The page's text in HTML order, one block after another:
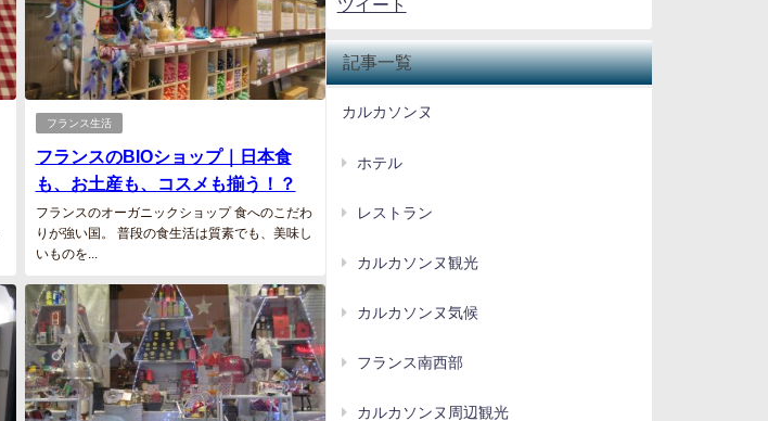
フランス生活
フランスのBIOショップ｜日本食
も、お土産も、コスメも揃う！？
フランスのオーガニックショップ 食へのこだわ
りが強い国。 普段の食生活は質素でも、美味し
いものを...
ツイート
記事一覧
カルカソンヌ
ホテル
レストラン
カルカソンヌ観光
カルカソンヌ気候
フランス南西部
カルカソンヌ周辺観光